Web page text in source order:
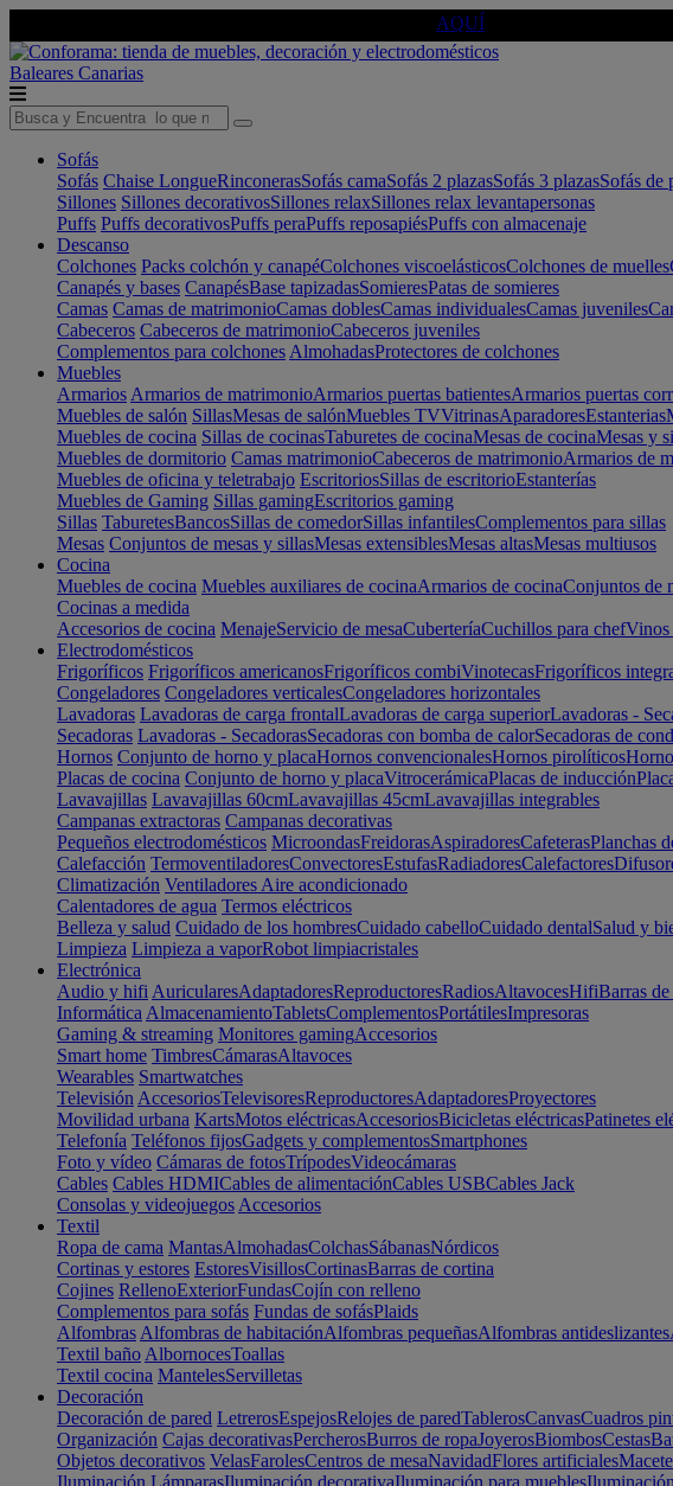
AQUÍ
Baleares Canarias
Sofás
Sofás Chaise LongueRinconerasSofás camaSofás 2 plazasSofás 3 plazasSofás de
Sillones Sillones decorativosSillones relaxSillones relax levantapersonas
Puffs Puffs decorativosPuffs peraPuffs reposapiésPuffs con almacenaje
Descanso
Colchones Packs colchón y canapéColchones viscoelásticosColchones de muelles
Canapés y bases CanapésBase tapizadasSomieresPatas de somieres
Camas Camas de matrimonioCamas doblesCamas individualesCamas juveniles
Cabeceros Cabeceros de matrimonioCabeceros juveniles
Complementos para colchones AlmohadasProtectores de colchones
Muebles
Armarios Armarios de matrimonioArmarios puertas batientesArmarios puertas
Muebles de salón SillasMesas de salónMuebles TVVitrinasAparadoresEstanterias
Muebles de cocina Sillas de cocinasTaburetes de cocinaMesas de cocinaMesas y
Muebles de dormitorio Camas matrimonioCabeceros de matrimonioArmarios de
Muebles de oficina y teletrabajo EscritoriosSillas de escritorioEstanterías
Muebles de Gaming Sillas gamingEscritorios gaming
Sillas TaburetesBancosSillas de comedorSillas infantilesComplementos para sillas
Mesas Conjuntos de mesas y sillasMesas extensiblesMesas altasMesas multiusos
Cocina
Muebles de cocina Muebles auxiliares de cocinaArmarios de cocinaConjuntos de
Cocinas a medida
Accesorios de cocina MenajeServicio de mesaCuberteríaCuchillos para chefVinos
Electrodomésticos
Frigoríficos Frigoríficos americanosFrigoríficos combiVinotecasFrigoríficos
Congeladores Congeladores verticalesCongeladores horizontales
Lavadoras Lavadoras de carga frontalLavadoras de carga superiorLavadoras -
Secadoras Lavadoras - SecadorasSecadoras con bomba de calorSecadoras de
Hornos Conjunto de horno y placaHornos convencionalesHornos pirolíticos
Placas de cocina Conjunto de horno y placaVitrocerámicaPlacas de inducción
Lavavajillas Lavavajillas 60cmLavavajillas 45cmLavavajillas integrables
Campanas extractoras Campanas decorativas
Pequeños electrodomésticos MicroondasFreidorasAspiradoresCafeterasPlanchas
Calefacción TermoventiladoresConvectoresEstufasRadiadoresCalefactores
Climatización Ventiladores Aire acondicionado
Calentadores de agua Termos eléctricos
Belleza y salud Cuidado de los hombresCuidado cabelloCuidado dentalSalud y
Limpieza Limpieza a vaporRobot limpiacristales
Electrónica
Audio y hifi AuricularesAdaptadoresReproductoresRadiosAltavocesHifiBarras
Informática AlmacenamientoTabletsComplementosPortátilesImpresoras
Gaming & streaming Monitores gamingAccesorios
Smart home TimbresCámarasAltavoces
Wearables Smartwatches
Televisión AccesoriosTelevisoresReproductoresAdaptadoresProyectores
Movilidad urbana KartsMotos eléctricasAccesoriosBicicletas eléctricasPatinetes
Telefonía Teléfonos fijosGadgets y complementosSmartphones
Foto y vídeo Cámaras de fotosTrípodesVideocámaras
Cables Cables HDMICables de alimentaciónCables USBCables Jack
Consolas y videojuegos Accesorios
Textil
Ropa de cama MantasAlmohadasColchasSábanasNórdicos
Cortinas y estores EstoresVisillosCortinasBarras de cortina
Cojines RellenoExteriorFundasCojín con relleno
Complementos para sofás Fundas de sofásPlaids
Alfombras Alfombras de habitaciónAlfombras pequeñasAlfombras antideslizantes
Textil baño AlbornocesToallas
Textil cocina MantelesServilletas
Decoración
Decoración de pared LetrerosEspejosRelojes de paredTablerosCanvasCuadros
Organización Cajas decorativasPercherosBurros de ropaJoyerosBiombosCestas
Objetos decorativos VelasFarolesCentros de mesaNavidadFlores artificiales
Iluminación LámparasIluminación decorativaIluminación para muebles